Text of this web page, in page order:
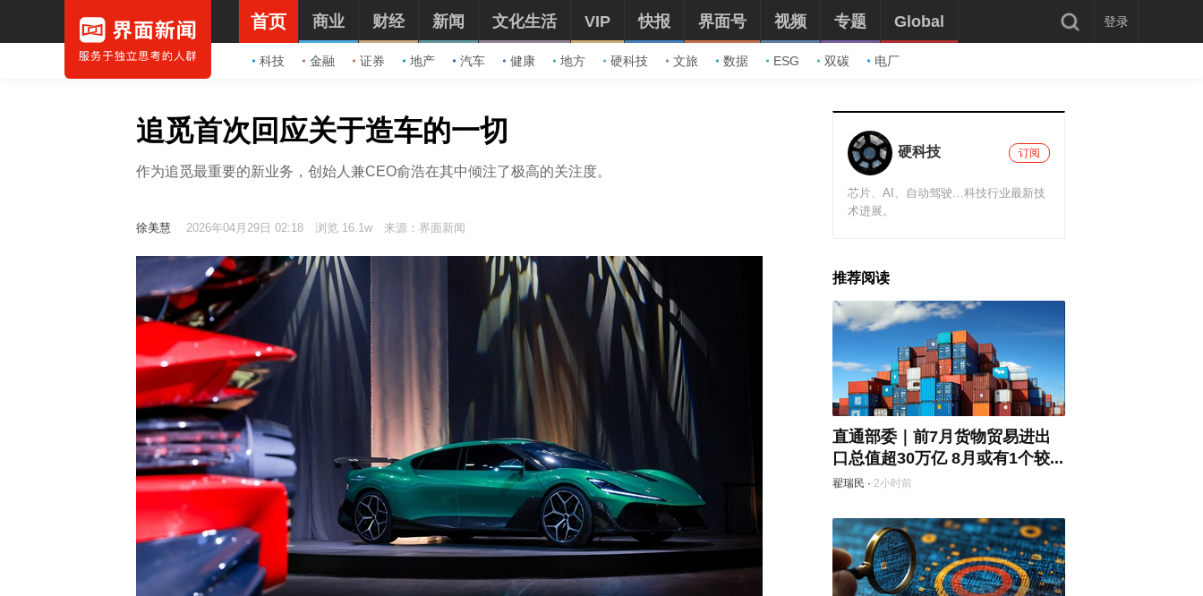
首页
科技 金融 证券 地产 汽车 健康 地方 硬科技 文旅 数据 ESG 双碳 电厂
商业 财经 新闻 文化生活 VIP 快报 界面号 视频 专题 Global 登录
追觅首次回应关于造车的一切
作为追觅最重要的新业务，创始人兼CEO俞浩在其中倾注了极高的关注度。
徐美慧 2026年04月29日 02:18 浏览 16.1w 来源：界面新闻
硬科技 订阅
芯片、AI、自动驾驶…科技行业最新技
术进展。
推荐阅读
直通部委｜前7月货物贸易进出
口总值超30万亿 8月或有1个较...
翟瑞民 · 2小时前